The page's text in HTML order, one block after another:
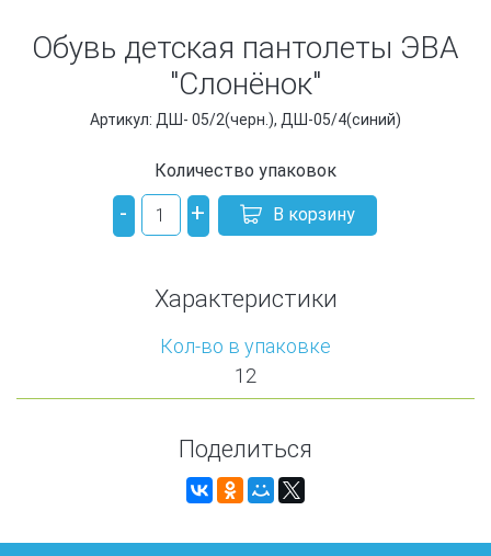
Обувь детская пантолеты ЭВА
"Слонёнок"
Артикул: ДШ- 05/2(черн.), ДШ-05/4(синий)
Количество упаковок
- + В корзину
Характеристики
Кол-во в упаковке
12
Поделиться